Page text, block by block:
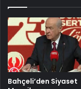
Bahçeli’den Siyaset